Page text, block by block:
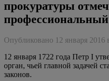
прокуратуры
Опубликовано 12 января 2016
12 января 1722 года Петр I
орган, чьей главной задачей
законов.